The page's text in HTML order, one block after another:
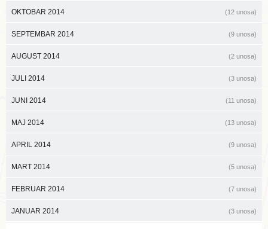
OKTOBAR 2014 (12 unosa)
SEPTEMBAR 2014 (9 unosa)
AUGUST 2014 (2 unosa)
JULI 2014 (3 unosa)
JUNI 2014 (11 unosa)
MAJ 2014 (13 unosa)
APRIL 2014 (9 unosa)
MART 2014 (5 unosa)
FEBRUAR 2014 (7 unosa)
JANUAR 2014 (3 unosa)